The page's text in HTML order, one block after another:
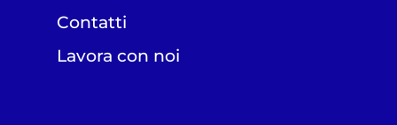
Contatti
Lavora con noi